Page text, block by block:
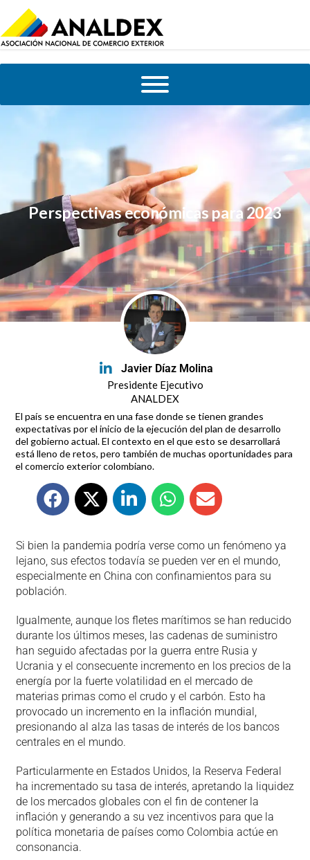
Perspectivas económicas para 2023
Javier Díaz Molina
Presidente Ejecutivo
ANALDEX
El país se encuentra en una fase donde se tienen grandes
expectativas por el inicio de la ejecución del plan de desarrollo
del gobierno actual. El contexto en el que esto se desarrollará
está lleno de retos, pero también de muchas oportunidades para
el comercio exterior colombiano.
Si bien la pandemia podría verse como un fenómeno ya
lejano, sus efectos todavía se pueden ver en el mundo,
especialmente en China con confinamientos para su
población.
Igualmente, aunque los fletes marítimos se han reducido
durante los últimos meses, las cadenas de suministro
han seguido afectadas por la guerra entre Rusia y
Ucrania y el consecuente incremento en los precios de la
energía por la fuerte volatilidad en el mercado de
materias primas como el crudo y el carbón. Esto ha
provocado un incremento en la inflación mundial,
presionando al alza las tasas de interés de los bancos
centrales en el mundo.
Particularmente en Estados Unidos, la Reserva Federal
ha incrementado su tasa de interés, apretando la liquidez
de los mercados globales con el fin de contener la
inflación y generando a su vez incentivos para que la
política monetaria de países como Colombia actúe en
consonancia.